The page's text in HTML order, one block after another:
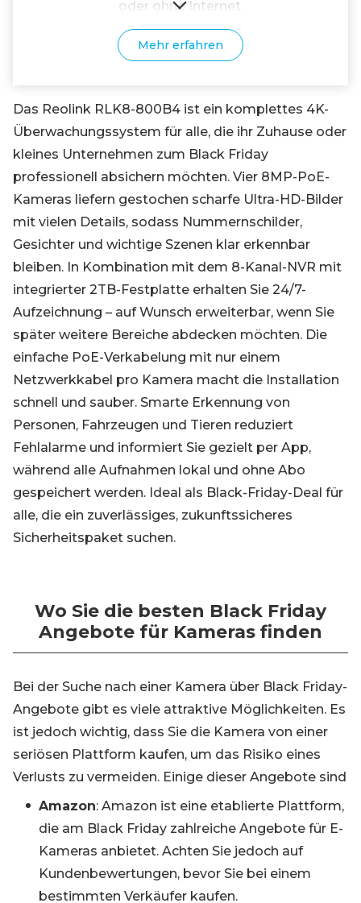
oder ohne Internet.
Mehr erfahren
Das Reolink RLK8-800B4 ist ein komplettes 4K-
Überwachungssystem für alle, die ihr Zuhause oder
kleines Unternehmen zum Black Friday
professionell absichern möchten. Vier 8MP-PoE-
Kameras liefern gestochen scharfe Ultra-HD-Bilder
mit vielen Details, sodass Nummernschilder,
Gesichter und wichtige Szenen klar erkennbar
bleiben. In Kombination mit dem 8-Kanal-NVR mit
integrierter 2TB-Festplatte erhalten Sie 24/7-
Aufzeichnung – auf Wunsch erweiterbar, wenn Sie
später weitere Bereiche abdecken möchten. Die
einfache PoE-Verkabelung mit nur einem
Netzwerkkabel pro Kamera macht die Installation
schnell und sauber. Smarte Erkennung von
Personen, Fahrzeugen und Tieren reduziert
Fehlalarme und informiert Sie gezielt per App,
während alle Aufnahmen lokal und ohne Abo
gespeichert werden. Ideal als Black-Friday-Deal für
alle, die ein zuverlässiges, zukunftssicheres
Sicherheitspaket suchen.
Wo Sie die besten Black Friday
Angebote für Kameras finden
Bei der Suche nach einer Kamera über Black Friday-
Angebote gibt es viele attraktive Möglichkeiten. Es
ist jedoch wichtig, dass Sie die Kamera von einer
seriösen Plattform kaufen, um das Risiko eines
Verlusts zu vermeiden. Einige dieser Angebote sind
Amazon: Amazon ist eine etablierte Plattform,
die am Black Friday zahlreiche Angebote für E-
Kameras anbietet. Achten Sie jedoch auf
Kundenbewertungen, bevor Sie bei einem
bestimmten Verkäufer kaufen.